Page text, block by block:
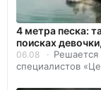
4 метра песка:
поисках
06.08
Решается
специалистов